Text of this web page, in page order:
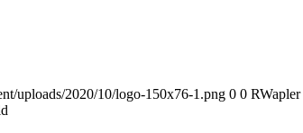
uploads/2020/10/logo-150x76-1.png 0 0 RWapler